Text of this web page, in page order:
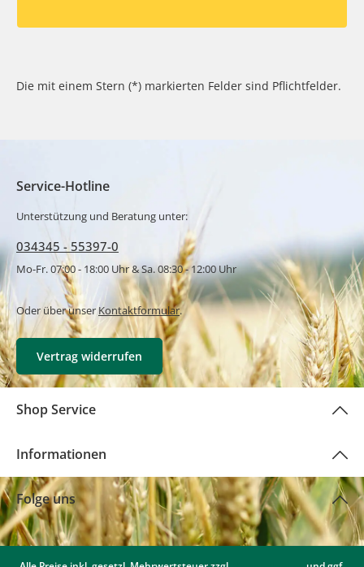
Die mit einem Stern (*) markierten Felder sind Pflichtfelder.
Service-Hotline
Unterstützung und Beratung unter:
034345 - 55397-0
Mo-Fr. 07:00 - 18:00 Uhr & Sa. 08:30 - 12:00 Uhr
Oder über unserKontaktformular.
Vertrag widerrufen
Shop Service
Informationen
Folge uns